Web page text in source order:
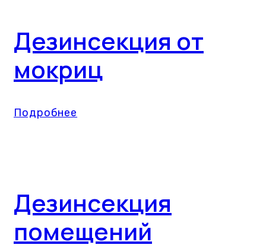
Дезинсекция от
мокриц
Подробнее
Дезинсекция
помещений